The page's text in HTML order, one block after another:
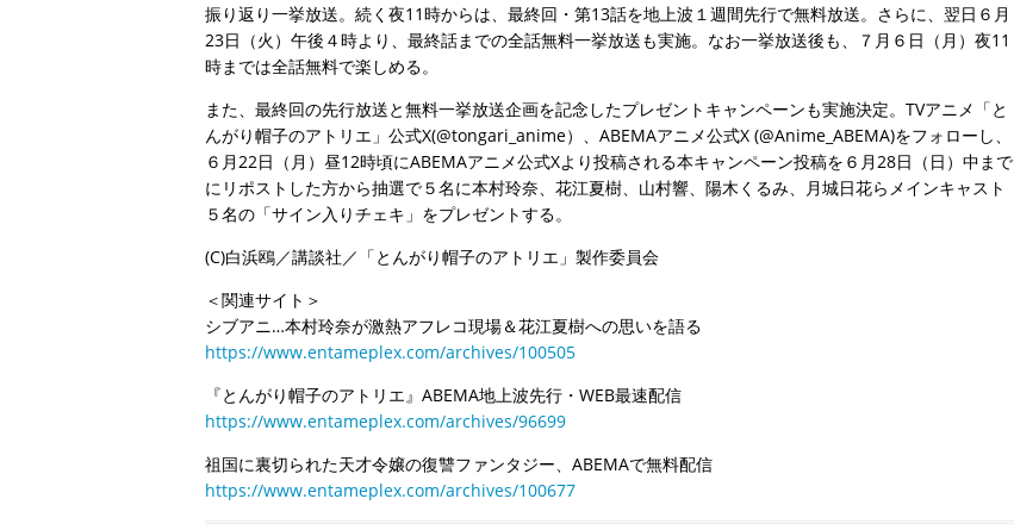
振り返り一挙放送。続く夜11時からは、最終回・第13話を地上波１週間先行で無料放送。さらに、翌日６月
23日（火）午後４時より、最終話までの全話無料一挙放送も実施。なお一挙放送後も、７月６日（月）夜11
時までは全話無料で楽しめる。
また、最終回の先行放送と無料一挙放送企画を記念したプレゼントキャンペーンも実施決定。TVアニメ「と
んがり帽子のアトリエ」公式X(@tongari_anime）、ABEMAアニメ公式X (@Anime_ABEMA)をフォローし、
６月22日（月）昼12時頃にABEMAアニメ公式Xより投稿される本キャンペーン投稿を６月28日（日）中まで
にリポストした方から抽選で５名に本村玲奈、花江夏樹、山村響、陽木くるみ、月城日花らメインキャスト
５名の「サイン入りチェキ」をプレゼントする。
(C)白浜鴎／講談社／「とんがり帽子のアトリエ」製作委員会
＜関連サイト＞
シブアニ…本村玲奈が激熱アフレコ現場＆花江夏樹への思いを語る
https://www.entameplex.com/archives/100505
『とんがり帽子のアトリエ』ABEMA地上波先行・WEB最速配信
https://www.entameplex.com/archives/96699
祖国に裏切られた天才令嬢の復讐ファンタジー、ABEMAで無料配信
https://www.entameplex.com/archives/100677